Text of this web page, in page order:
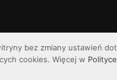
bez zmiany ustawień
cookies. Więcej w